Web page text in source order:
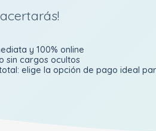
y 100% online
sin cargos ocultos
elige la opción de pago ideal